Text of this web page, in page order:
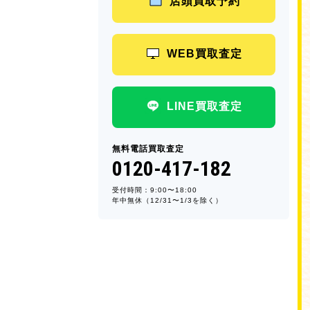
WEB買取査定
LINE買取査定
無料電話買取査定
0120-417-182
受付時間：9:00〜18:00
年中無休（12/31〜1/3を除く）